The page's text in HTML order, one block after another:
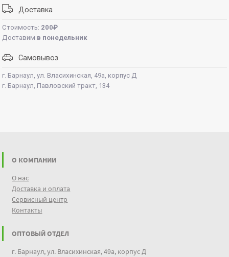
Доставка
Стоимость: 200₽
Доставим в понедельник
Самовывоз
г. Барнаул, ул. Власихинская, 49а, корпус Д
г. Барнаул, Павловский тракт, 134
О КОМПАНИИ
О нас
Доставка и оплата
Сервисный центр
Контакты
ОПТОВЫЙ ОТДЕЛ
г. Барнаул, ул. Власихинская, 49а, корпус Д